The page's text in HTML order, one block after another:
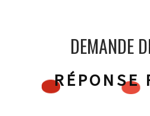
DEMANDE
RÉPONSE